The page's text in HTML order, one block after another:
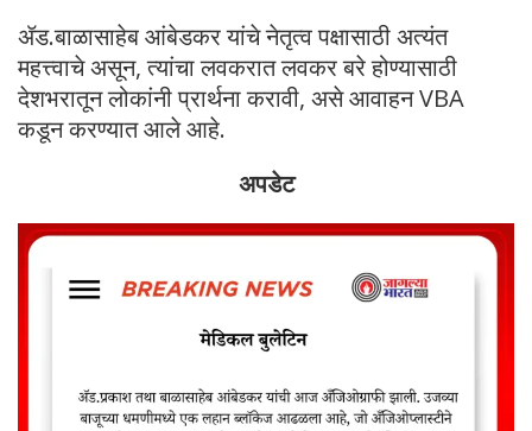
ॲड.बाळासाहेब आंबेडकर यांचे नेतृत्व पक्षासाठी अत्यंत
महत्त्वाचे असून, त्यांचा लवकरात लवकर बरे होण्यासाठी
देशभरातून लोकांनी प्रार्थना करावी, असे आवाहन VBA
कडून करण्यात आले आहे.
अपडेट